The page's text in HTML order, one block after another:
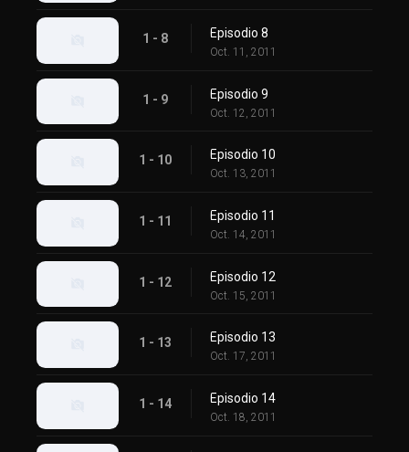
1 - 8 Episodio 8
Oct. 11, 2011
1 - 9 Episodio 9
Oct. 12, 2011
1 - 10 Episodio 10
Oct. 13, 2011
1 - 11 Episodio 11
Oct. 14, 2011
1 - 12 Episodio 12
Oct. 15, 2011
1 - 13 Episodio 13
Oct. 17, 2011
1 - 14 Episodio 14
Oct. 18, 2011